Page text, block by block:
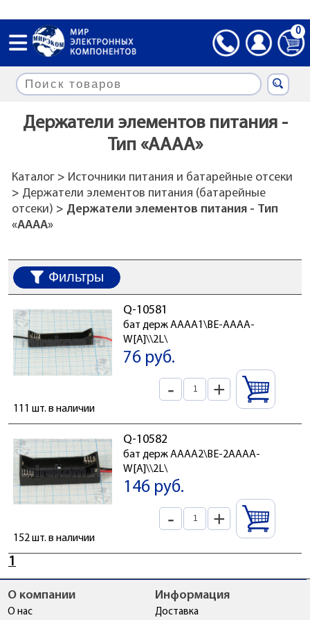
0
Держатели элементов питания -
Тип «AAAA»
Каталог> Источники питания и батарейные отсеки
> Держатели элементов питания (батарейные
отсеки) > Держатели элементов питания - Тип
«AAAA»
Фильтры
Q-10581
бат держ AAAA1\BE-AAAA-
W[A]\\2L\
76 руб.
- +
111 шт. в наличии
Q-10582
бат держ AAAA2\BE-2AAAA-
W[A]\\2L\
146 руб.
- +
152 шт. в наличии
1
О компании
О нас
Информация
Доставка